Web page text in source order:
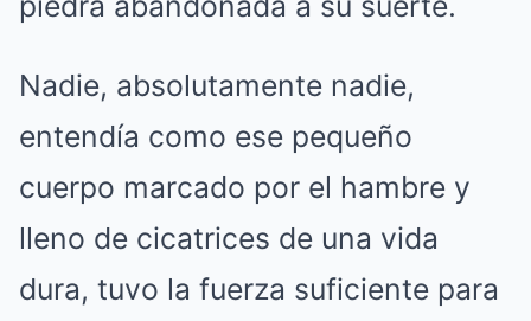
Nadie, absolutamente nadie,
entendía como ese pequeño
cuerpo marcado por el hambre y
lleno de cicatrices de una vida
dura, tuvo la fuerza suficiente para